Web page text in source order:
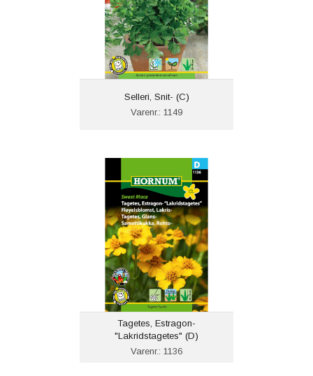
Selleri, Snit- (C)
Varenr.: 1149
Tagetes, Estragon-
"Lakridstagetes" (D)
Varenr.: 1136